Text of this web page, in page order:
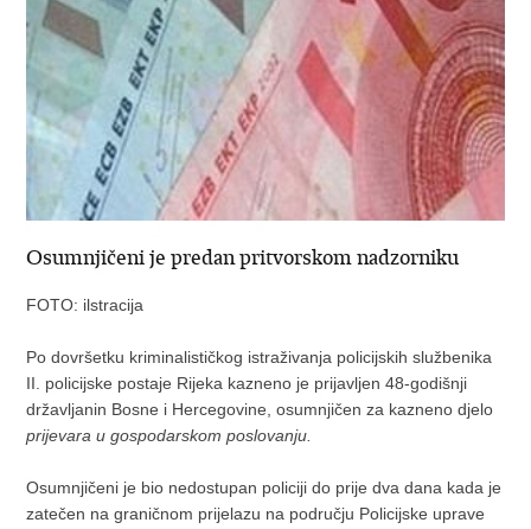
Osumnjičeni je predan pritvorskom nadzorniku
FOTO: ilstracija
Po dovršetku kriminalističkog istraživanja policijskih službenika
II. policijske postaje Rijeka kazneno je prijavljen 48-godišnji
državljanin Bosne i Hercegovine, osumnjičen za kazneno djelo
prijevara u gospodarskom poslovanju.
Osumnjičeni je bio nedostupan policiji do prije dva dana kada je
zatečen na graničnom prijelazu na području Policijske uprave